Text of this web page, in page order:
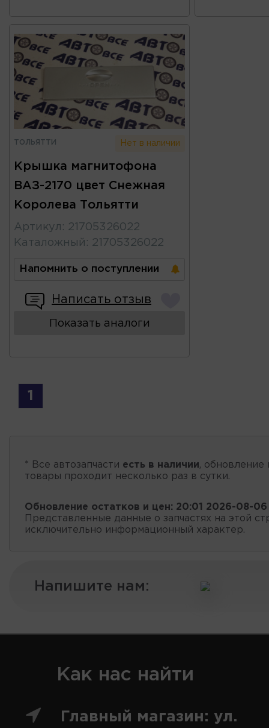
ТОЛЬЯТТИ Нет в наличии
Крышка магнитофона
ВАЗ-2170 цвет Снежная
Королева Тольятти
Артикул : 21705326022
Каталожный : 21705326022
Напомнить о поступлении
Написать отзыв
Показать аналоги
1
* Все автозапчасти есть в наличии, обновление
товары проходит несколько раз в сутки.
Обновление остатков и цен: 20:01 2026-08-06
Представленные данные о запчастях на этой
исключительно информационный характер.
Напишите нам:
Как нас найти
Главный магазин: ул.